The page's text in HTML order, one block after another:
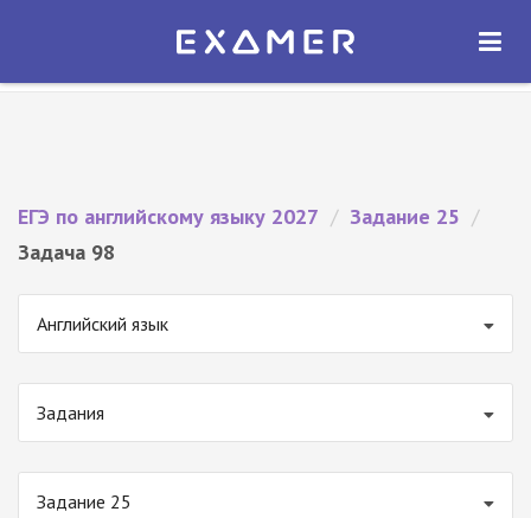
Экзамер — ЕГЭ 2027
ОТКРЫТЬ
ЕГЭ по английскому языку 2027 / Задание 25 /
Задача 98
Английский язык
Задания
Задание 25